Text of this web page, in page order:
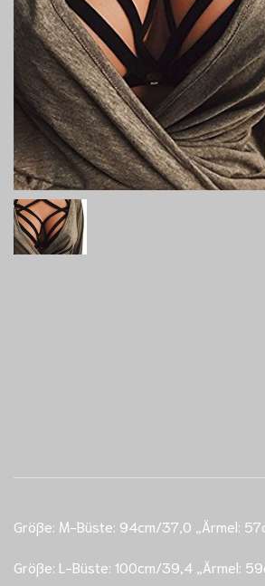
Größe: M-Büste: 94cm/37,0 „Ärmel:
Größe: L-Büste: 100cm/39,4 „Ärmel: